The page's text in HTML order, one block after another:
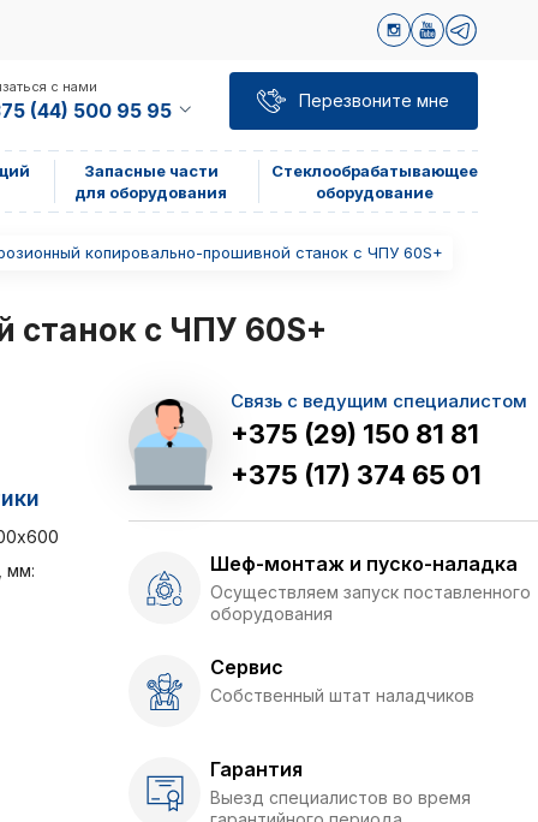
с нами
(44) 500 95 95 Перезвоните мне
Запасные части
для оборудования
Стеклообрабатывающее
оборудование
копировально-прошивной станок с ЧПУ 60S+
с ЧПУ 60S+
мм:
Связь с ведущим специалистом
+375 (29) 150 81 81
+375 (17) 374 65 01
Шеф-монтаж и пуско-наладка
Осуществляем запуск поставленного
оборудования
Сервис
Собственный штат наладчиков
Гарантия
Выезд специалистов во время